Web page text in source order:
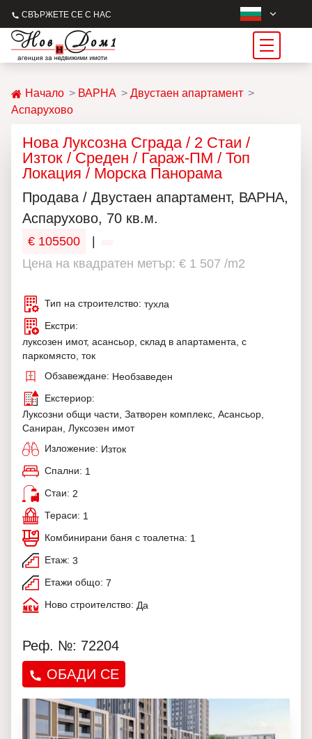
СВЪРЖЕТЕ СЕ С НАС
Начало ВАРНА
Двустаен апартамент
Аспарухово
Нова Луксозна Сграда / 2 Стаи /
Изток / Среден / Гараж-ПМ / Топ
Локация / Морска Панорама
Продава / Двустаен апартамент, ВАРНА,
Аспарухово, 70 кв.м.
€ 105500
Цена на квадратен метър: € 1 507 /m2
Тип на строителство: тухла
Екстри:
луксозен имот, асансьор, склад в апартамента, с
паркомясто, ток
Обзавеждане: Необзаведен
Екстериор:
Луксозни общи части, Затворен комплекс, Асансьор,
Саниран, Луксозен имот
Изложение: Изток
Спални: 1
Стаи: 2
Тераси: 1
Комбинирани баня с тоалетна: 1
Етаж: 3
Етажи общо: 7
Ново строителство: Да
Реф. №: 72204
ОБАДИ СЕ